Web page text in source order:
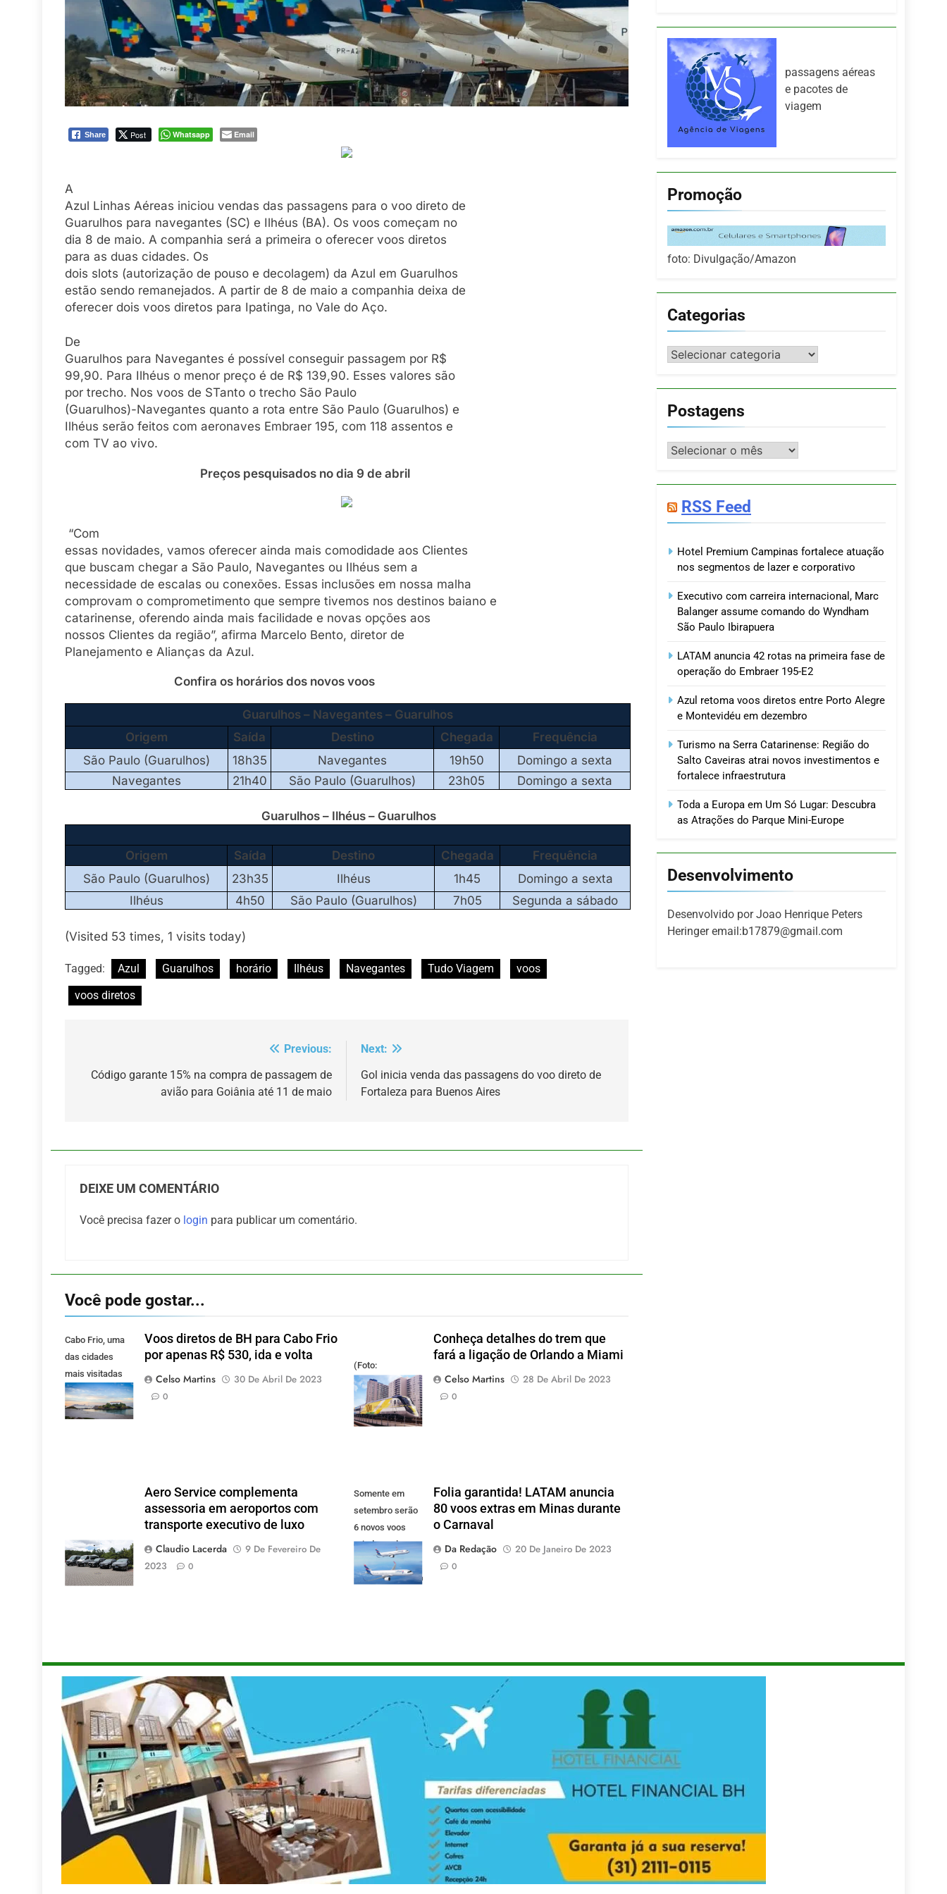
Share Post Whatsapp Email
A
Azul Linhas Aéreas iniciou vendas das passagens para o voo direto de
Guarulhos para navegantes (SC) e Ilhéus (BA). Os voos começam no
dia 8 de maio. A companhia será a primeira o oferecer voos diretos
para as duas cidades. Os
dois slots (autorização de pouso e decolagem) da Azul em Guarulhos
estão sendo remanejados. A partir de 8 de maio a companhia deixa de
oferecer dois voos diretos para Ipatinga, no Vale do Aço.
De
Guarulhos para Navegantes é possível conseguir passagem por R$
99,90. Para Ilhéus o menor preço é de R$ 139,90. Esses valores são
por trecho. Nos voos de STanto o trecho São Paulo
(Guarulhos)-Navegantes quanto a rota entre São Paulo (Guarulhos) e
Ilhéus serão feitos com aeronaves Embraer 195, com 118 assentos e
com TV ao vivo.
Preços pesquisados no dia 9 de abril
“Com
essas novidades, vamos oferecer ainda mais comodidade aos Clientes
que buscam chegar a São Paulo, Navegantes ou Ilhéus sem a
necessidade de escalas ou conexões. Essas inclusões em nossa malha
comprovam o comprometimento que sempre tivemos nos destinos baiano e
catarinense, oferendo ainda mais facilidade e novas opções aos
nossos Clientes da região”, afirma Marcelo Bento, diretor de
Planejamento e Alianças da Azul.
Confira os horários dos novos voos
Guarulhos – Navegantes – Guarulhos
Origem
Saída Destino Chegada
Frequência
São Paulo (Guarulhos)
18h35 Navegantes 19h50
Domingo a sexta
Navegantes
21h40 São Paulo (Guarulhos) 23h05 Domingo a sexta
Guarulhos – Ilhéus – Guarulhos
Origem Saída Destino Chegada
Frequência
São Paulo (Guarulhos)
23h35 Ilhéus 1h45
Domingo a sexta
Ilhéus
4h50 São Paulo (Guarulhos) 7h05 Segunda a sábado
(Visited 53 times, 1 visits today)
Tagged: Azul Guarulhos horário Ilhéus Navegantes Tudo Viagem
voos
voos diretos
de
Previous:
Código garante 15% na compra de passagem de
avião para Goiânia até 11 de maio
Next:
Gol inicia venda das passagens do voo direto de
Fortaleza para Buenos Aires
DEIXE UM COMENTÁRIO
Você precisa fazer o login para publicar um comentário.
Você pode gostar...
Cabo Frio, uma
das cidades
mais visitadas
pelos mineiros.
(Foto: Pixabay).
Voos diretos de BH para Cabo Frio
por apenas R$ 530, ida e volta
Celso Martins
30 De Abril De 2023
0
(Foto:
divulgação)
Conheça detalhes do trem que
fará a ligação de Orlando a Miami
Celso Martins
28 De Abril De 2023
0
Aero Service complementa
assessoria em aeroportos com
transporte executivo de luxo
Claudio Lacerda
9 De Fevereiro De
2023
0
Somente em
setembro serão
6 novos voos
criados pela
LATAM.
Latam/Divulgação)
Folia garantida! LATAM anuncia
80 voos extras em Minas durante
o Carnaval
Da Redação
20 De Janeiro De 2023
0
passagens aéreas
e pacotes de
viagem
Promoção
foto: Divulgação/Amazon
Categorias
Categorias
Postagens
Postagens
RSS Feed
Hotel Premium Campinas fortalece atuação
nos segmentos de lazer e corporativo
Executivo com carreira internacional, Marc
Balanger assume comando do Wyndham
São Paulo Ibirapuera
LATAM anuncia 42 rotas na primeira fase de
operação do Embraer 195-E2
Azul retoma voos diretos entre Porto Alegre
e Montevidéu em dezembro
Turismo na Serra Catarinense: Região do
Salto Caveiras atrai novos investimentos e
fortalece infraestrutura
Toda a Europa em Um Só Lugar: Descubra
as Atrações do Parque Mini-Europe
Desenvolvimento
Desenvolvido por Joao Henrique Peters
Heringer email:b17879@gmail.com